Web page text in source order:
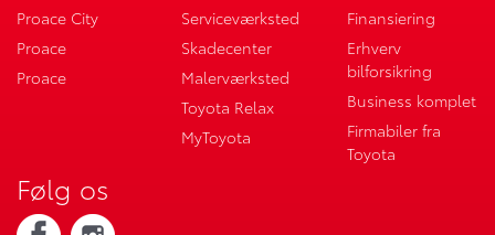
Proace City
Proace
Proace
Serviceværksted
Skadecenter
Malerværksted
Toyota Relax
MyToyota
Finansiering
Erhverv
bilforsikring
Business komplet
Firmabiler fra
Toyota
Følg os